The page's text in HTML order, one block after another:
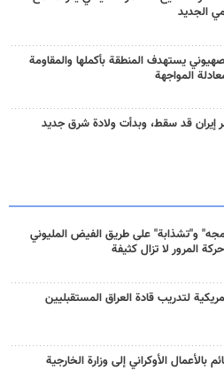
الجديد
يستهدف المنطقة بأكملها والمقاومة
المواجهة
قد سقط، وبدأت ولادة شرق جديد
و"تشذابة" على طريق الفيض المليوني
المرور لا تزال كثيفة
لتدريب قادة العراق المستقبليين
بالأعمال الأوكراني إلى وزارة الخارجية